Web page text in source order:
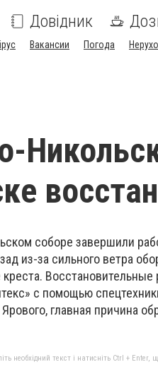
Довідник
Вакансии Погода
соборе завершили
из-за сильного ветра
с помощью
главная причина
необхідний текст і натисніть Ctrl + Enter,